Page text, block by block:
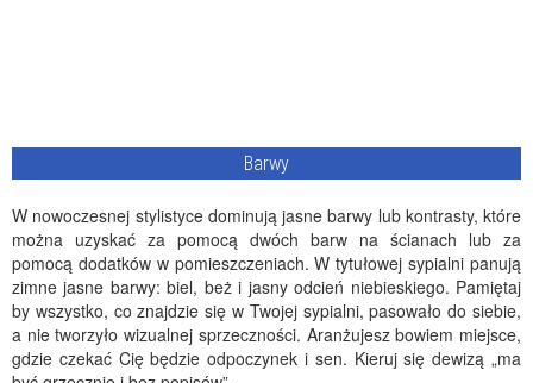
Barwy
W nowoczesnej stylistyce dominują jasne barwy lub kontrasty, które
można uzyskać za pomocą dwóch barw na ścianach lub za
pomocą dodatków w pomieszczeniach. W tytułowej sypialni panują
zimne jasne barwy: biel, beż i jasny odcień niebieskiego. Pamiętaj
by wszystko, co znajdzie się w Twojej sypialni, pasowało do siebie,
a nie tworzyło wizualnej sprzeczności. Aranżujesz bowiem miejsce,
gdzie czekać Cię będzie odpoczynek i sen. Kieruj się dewizą „ma